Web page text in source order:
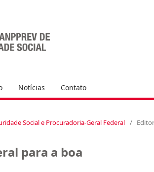
Notícias Contato
Social e Procuradoria-Geral Federal /
para a boa